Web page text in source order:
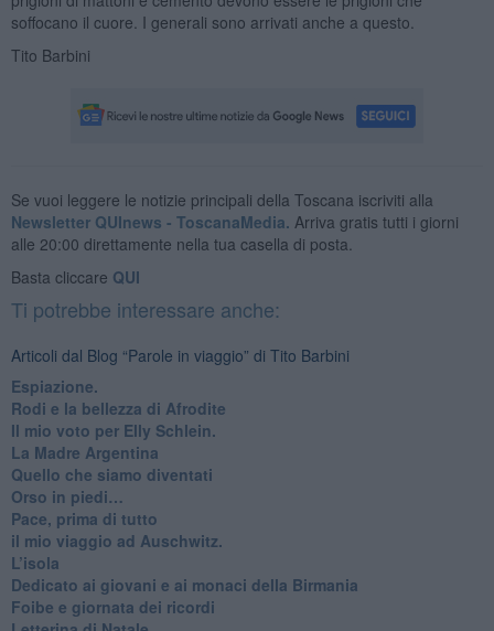
soffocano il cuore. I generali sono arrivati anche a questo.
Tito Barbini
Se vuoi leggere le notizie principali della Toscana iscriviti alla
Newsletter QUInews - ToscanaMedia. Arriva gratis tutti i giorni
alle 20:00 direttamente nella tua casella di posta.
Basta cliccare QUI
Ti potrebbe interessare anche:
Articoli dal Blog “Parole in viaggio” di Tito Barbini
Espiazione.
Rodi e la bellezza di Afrodite
​Il mio voto per Elly Schlein.
​La Madre Argentina
Quello che siamo diventati
Orso in piedi…
​Pace, prima di tutto
​il mio viaggio ad Auschwitz.
​L’isola
Dedicato ai giovani e ai monaci della Birmania
​Foibe e giornata dei ricordi